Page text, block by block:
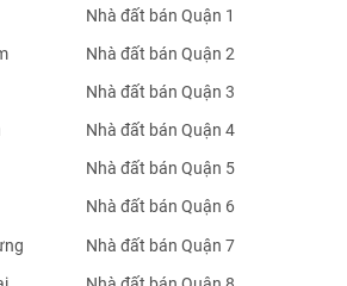
Nhà đất bán Quận 1
Nhà đất bán Quận 2
Nhà đất bán Quận 3
Nhà đất bán Quận 4
Nhà đất bán Quận 5
Nhà đất bán Quận 6
Nhà đất bán Quận 7